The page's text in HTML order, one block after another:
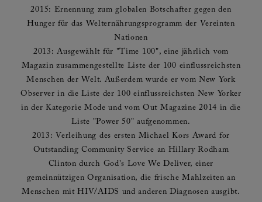
2015: Ernennung zum globalen Botschafter gegen den
Hunger für das Welternährungsprogramm der Vereinten
Nationen
2013: Ausgewählt für "Time 100", eine jährlich vom
Magazin zusammengestellte Liste der 100 einflussreichsten
Menschen der Welt. Außerdem wurde er vom New York
Observer in die Liste der 100 einflussreichsten New Yorker
in der Kategorie Mode und vom Out Magazine 2014 in die
Liste "Power 50" aufgenommen.
2013: Verleihung des ersten Michael Kors Award for
Outstanding Community Service an Hillary Rodham
Clinton durch God's Love We Deliver, einer
gemeinnützigen Organisation, die frische Mahlzeiten an
Menschen mit HIV/AIDS und anderen Diagnosen ausgibt.